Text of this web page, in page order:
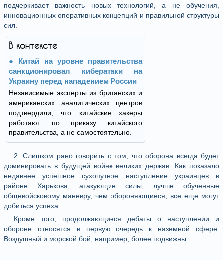
подчеркивает важность новых технологий, а не обучения,
инновационных оперативных концепций и правильной структуры
сил.
В контексте
Китай на уровне правительства
санкционировал кибератаки на
Украину перед нападением России
Независимые эксперты из британских и
американских аналитических центров
подтвердили, что китайские хакеры
работают по приказу китайского
правительства, а не самостоятельно.
2. Слишком рано говорить о том, что оборона всегда будет
доминировать в будущей войне великих держав: Как показало
недавнее успешное сухопутное наступление украинцев в
районе Харькова, атакующие силы, лучше обученные
общевойсковому маневру, чем обороняющиеся, все еще могут
добиться успеха.
Кроме того, продолжающиеся дебаты о наступлении и
обороне относятся в первую очередь к наземной сфере.
Воздушный и морской бой, например, более подвижны.